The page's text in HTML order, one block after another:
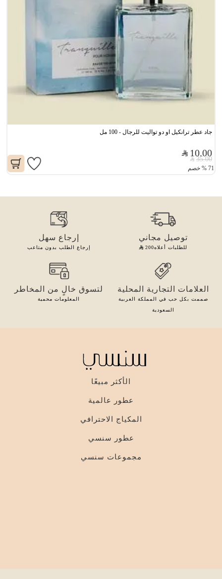
جاد عطر ترانكيل او دو تواليت للرجال - 100 مل
10.00
35.00
71
% خصم
توصيل مجاني
للطلبات أعلاه200
إرجاع سهل
إرجاع الطلب بدون متاعب
العلامات التجارية المحلية
صممت بكل حب في المملكة العربية
السعودية
لتسوق خالٍ من المخاطر
المعلومات محمية
الأكثر مبيعًا
عطور عالمية
المكياج الاحترافي
عطور سنسي
مجموعات سنسي